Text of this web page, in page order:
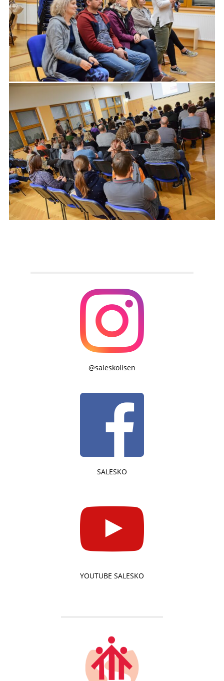
@saleskolisen
SALESKO
YOUTUBE SALESKO